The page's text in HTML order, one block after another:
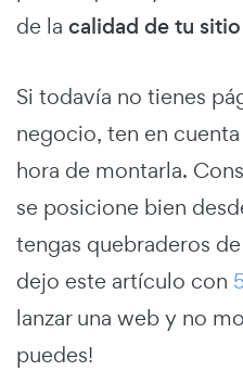
de la calidad de tu
Si todavía no tienes
negocio, ten en
hora de montarla.
se posicione bien
tengas quebraderos
dejo este artículo con
lanzar una web y no
puedes!